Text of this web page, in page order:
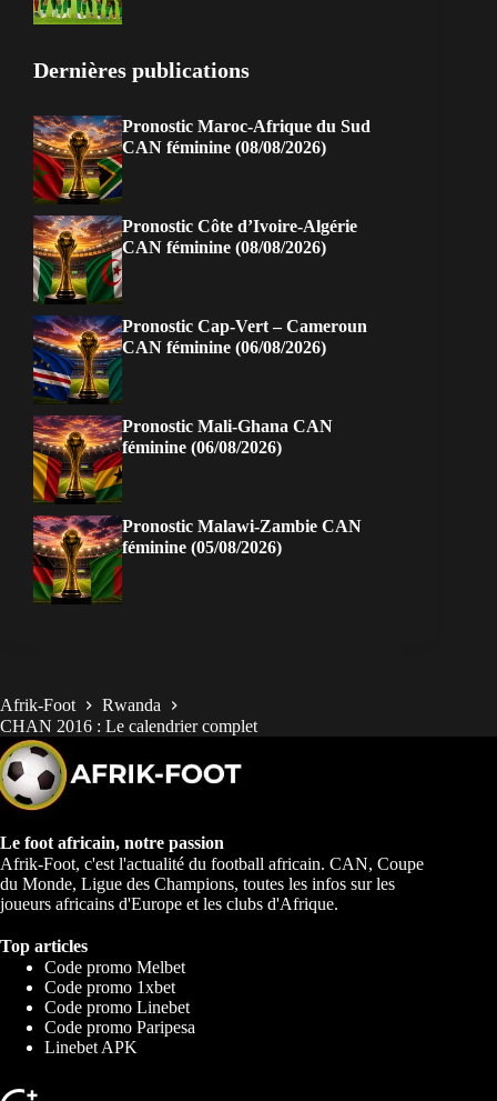
Dernières publications
Pronostic Maroc-Afrique du Sud
CAN féminine (08/08/2026)
Pronostic Côte d’Ivoire-Algérie
CAN féminine (08/08/2026)
Pronostic Cap-Vert – Cameroun
CAN féminine (06/08/2026)
Pronostic Mali-Ghana CAN
féminine (06/08/2026)
Pronostic Malawi-Zambie CAN
féminine (05/08/2026)
Afrik-Foot
Rwanda
CHAN 2016 : Le calendrier complet
Le foot africain, notre passion
Afrik-Foot, c'est l'actualité du football africain. CAN, Coupe
du Monde, Ligue des Champions, toutes les infos sur les
joueurs africains d'Europe et les clubs d'Afrique.
Top articles
Code promo Melbet
Code promo 1xbet
Code promo Linebet
Code promo Paripesa
Linebet APK